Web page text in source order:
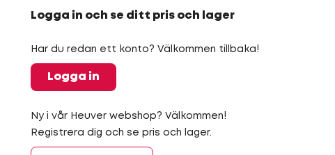
Logga in och se ditt pris och lager
Har du redan ett konto? Välkommen tillbaka!
Logga in
Ny i vår Heuver webshop? Välkommen!
Registrera dig och se pris och lager.